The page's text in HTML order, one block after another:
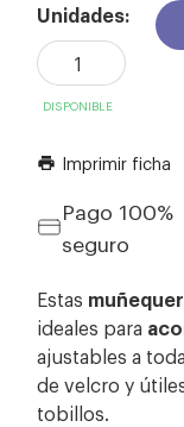
Unidades:
DISPONIBLE
print Imprimir ficha
Pago 100%
seguro
Estas
ideales para
ajustables a
de velcro y
tobillos.